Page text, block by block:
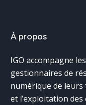
À propos
IGO accompagne
gestionnaires de
numérique de
et l’exploitation